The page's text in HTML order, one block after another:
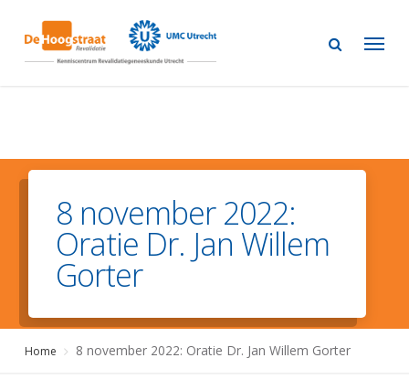
main
8 november 2022:
Oratie Dr. Jan Willem
Gorter
Home 8 november 2022: Oratie Dr. Jan Willem Gorter